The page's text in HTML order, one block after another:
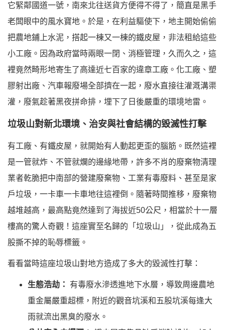
它緊鄰國道一號，南來北往送貨方便得不得了，簡直是黑手
老闆眼中的風水寶地。於是，在利益驅使下，地主開始偷偷
把農地鋪上水泥，搭起一棟又一棟的鐵皮屋，非法租給這些
小工廠。因為政府當時兩眼一閉、消極管理，久而久之，這
裡竟然畸形地寄生了高達近七百家的違章工廠。化工廠、塑
膠射出廠、汽車報廢場全部擠在一起，廢水直接往灌溉溝渠
灌，廢氣趁著黑夜拼命排，埋下了日後嚴重的環境地雷。
垃圾山對新北環境、治安與社會結構的毀滅性打擊
有工廠、有鐵皮屋，就開始有人動起更歪的腦筋。既然這裡
是一管就炸、不管就爛的邊緣地帶，許多不肖的廢棄物清理
業者乾脆把中南部的營建廢棄物、工業有毒廢料、甚至是家
戶垃圾，一卡車一卡車地往這裡倒。隨著時間推移，廢棄物
越堆越高，最高點竟然達到了海拔近50公尺，相當於十一層
樓高的驚人奇觀！這座實至名歸的「垃圾山」，從此成為五
股撕不掉的恥辱標籤。
看看當時這座垃圾山對地方造成了多大的毀滅性打擊：
生態浩劫：
有毒廢水滲透進地下水層，導致周邊農地
重金屬嚴重超標，附近的觀音坑溪和五股坑溪每逢大
雨就流出黑臭的廢水。